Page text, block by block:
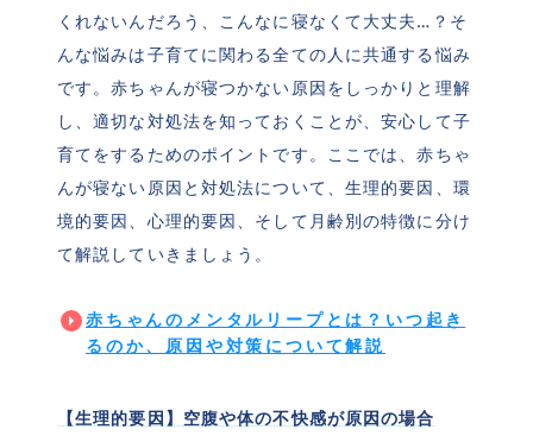
くれないんだろう、こんなに寝なくて大丈夫…？そ
んな悩みは子育てに関わる全ての人に共通する悩み
です。赤ちゃんが寝つかない原因をしっかりと理解
し、適切な対処法を知っておくことが、安心して子
育てをするためのポイントです。ここでは、赤ちゃ
んが寝ない原因と対処法について、生理的要因、環
境的要因、心理的要因、そして月齢別の特徴に分け
て解説していきましょう。
赤ちゃんのメンタルリープとは？いつ起き
るのか、原因や対策について解説
【生理的要因】空腹や体の不快感が原因の場合